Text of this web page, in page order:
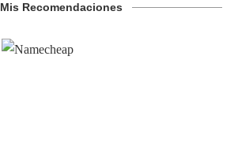
Mis Recomendaciones